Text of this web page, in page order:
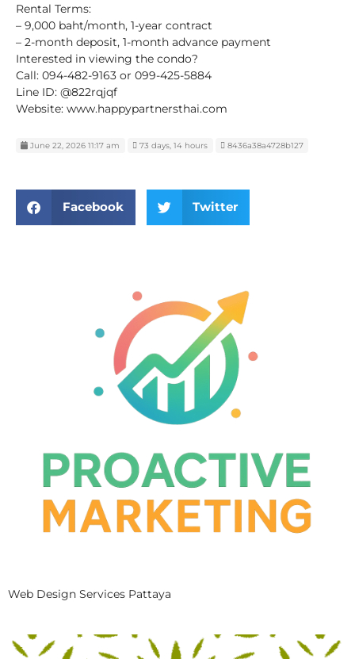
Rental Terms:
– 9,000 baht/month, 1-year contract
– 2-month deposit, 1-month advance payment
Interested in viewing the condo?
Call: 094-482-9163 or 099-425-5884
Line ID: @822rqjqf
Website: www.happypartnersthai.com
June 22, 2026 11:17 am 73 days, 14 hours 8436a38a4728b127
Facebook Twitter
Web Design Services Pattaya